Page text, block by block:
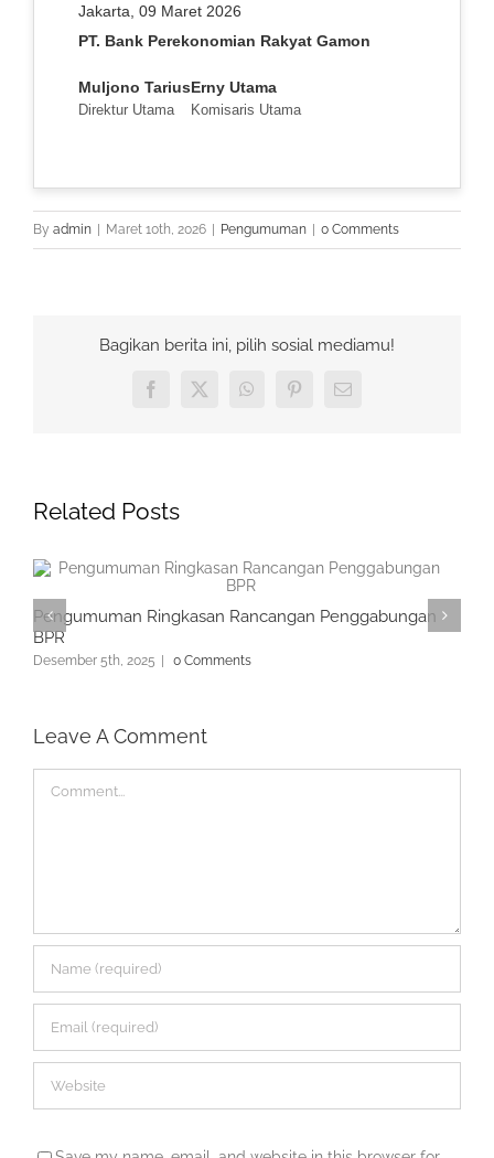
Jakarta, 09 Maret 2026
PT. Bank Perekonomian Rakyat Gamon
Muljono Tarius
Direktur Utama
Erny Utama
Komisaris Utama
By admin | Maret 10th, 2026 | Pengumuman | 0 Comments
Bagikan berita ini, pilih sosial mediamu!
Facebook
X WhatsAppPinterestEmail
Related Posts
Pengumuman Ringkasan Rancangan Penggabungan
BPR
Desember 5th, 2025 | 0 Comments
Leave A Comment